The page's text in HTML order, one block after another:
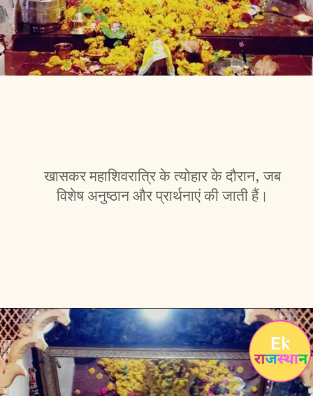
खासकर महाशिवरात्रि के त्योहार के दौरान, जब
विशेष अनुष्ठान और प्रार्थनाएं की जाती हैं।